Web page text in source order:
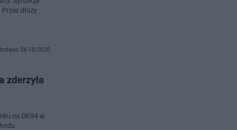
dłuży
26-10-2020
zderzyła
na DK94 w